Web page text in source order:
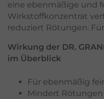
eine ebenmäßige und
Wirkstoffkonzentrat
reduziert Rötungen.
Wirkung der DR.
im Überblick
Für ebenmäßig
Mindert Rötungen